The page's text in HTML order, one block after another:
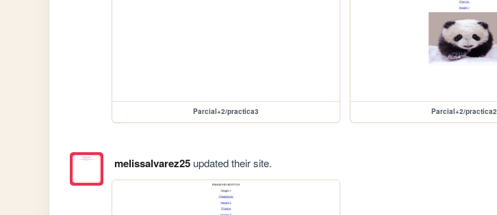
Parcial+2/practica3 Parcial+2/practica2
melissalvarez25updated their site.